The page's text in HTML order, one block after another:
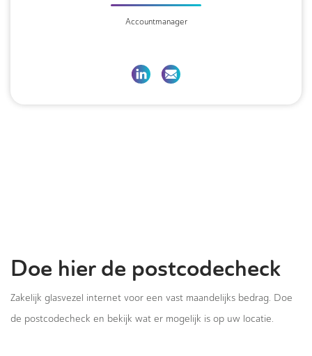
Accountmanager
Doe hier de postcodecheck
Zakelijk glasvezel internet voor een vast maandelijks bedrag. Doe
de postcodecheck en bekijk wat er mogelijk is op uw locatie.